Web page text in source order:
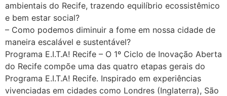
ambientais do Recife, trazendo equilíbrio ecossistêmico
e bem estar social?
– Como podemos diminuir a fome em nossa cidade de
maneira escalável e sustentável?
Programa E.I.T.A! Recife – O 1º Ciclo de Inovação Aberta
do Recife compõe uma das quatro etapas gerais do
Programa E.I.T.A! Recife. Inspirado em experiências
vivenciadas em cidades como Londres (Inglaterra), São